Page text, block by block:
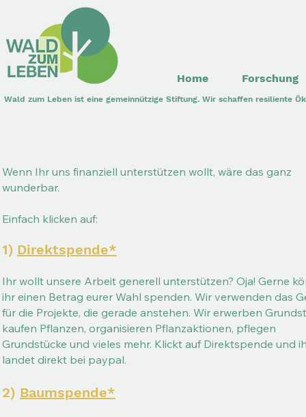
Home Forschung
Wald zum Leben ist eine gemeinnützige Stiftung. Wir schaffen resiliente
Wenn Ihr uns finanziell unterstützen wollt, wäre das ganz
wunderbar.
Einfach klicken auf:
1) Direktspende*
Ihr wollt unsere Arbeit generell unterstützen? Oja! Gerne
ihr einen Betrag eurer Wahl spenden. Wir verwenden das
für die Projekte, die gerade anstehen. Wir erwerben
kaufen Pflanzen, organisieren Pflanzaktionen, pflegen
Grundstücke und vieles mehr. ​Klickt auf Direktspende und
landet direkt bei paypal.​
2) Baumspende*